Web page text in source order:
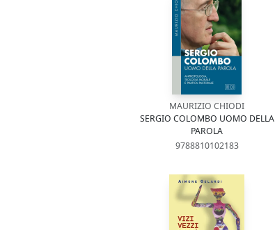
MAURIZIO CHIODI
SERGIO COLOMBO UOMO DELLA
PAROLA
9788810102183